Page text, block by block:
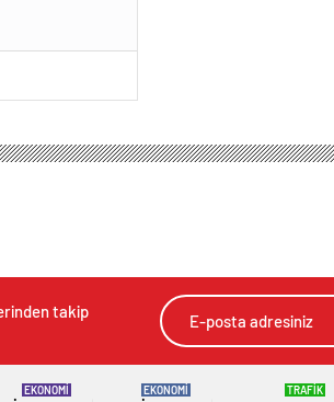
takip
EKONOMİ EKONOMİ TRAFİK